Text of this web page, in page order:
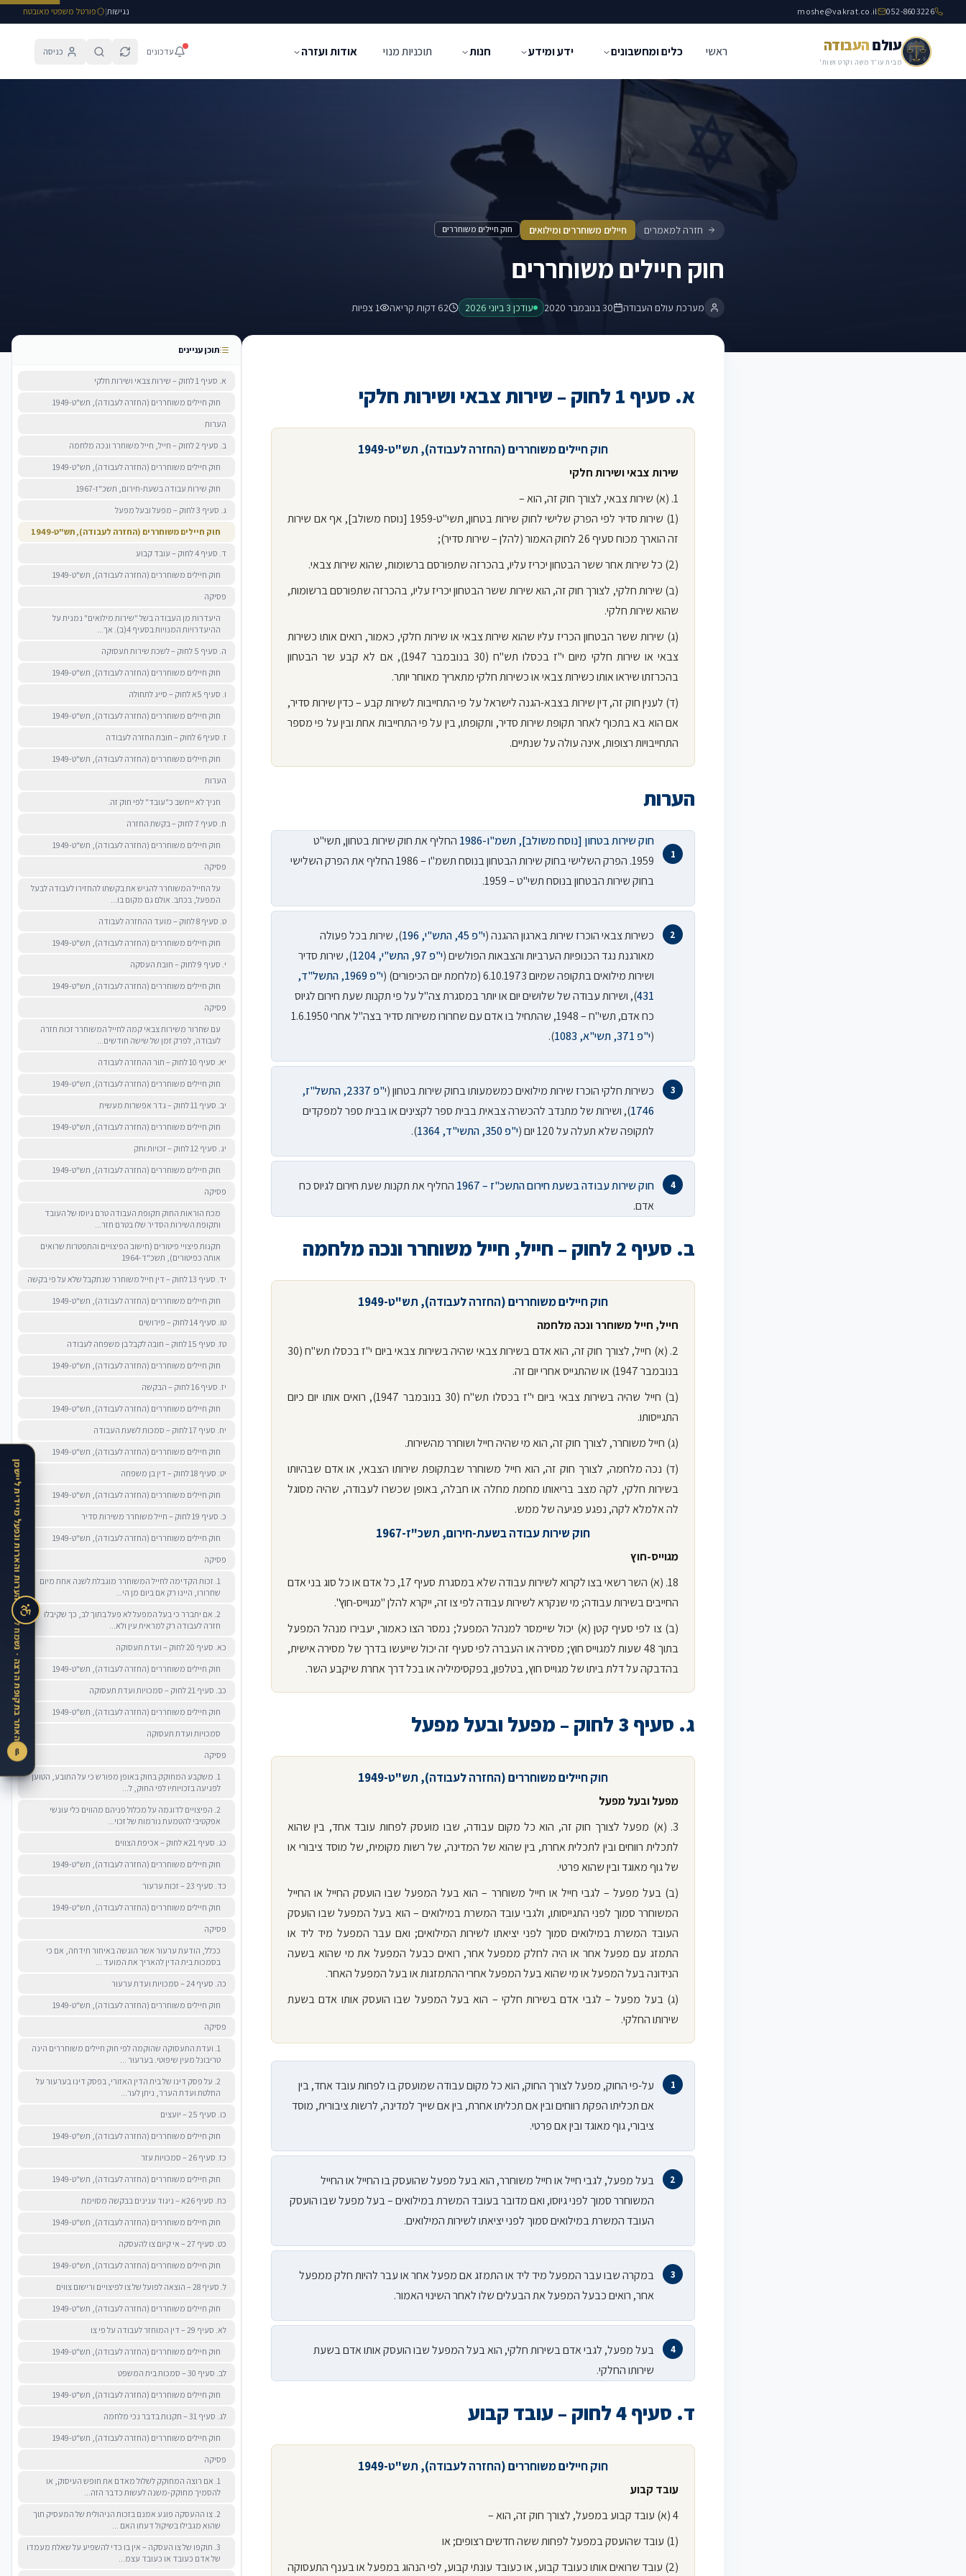
052-8603226
moshe@vakrat.co.il נגישות| פורטל משפטי מאובטח
עולםהעבודה
מבית עו״ד משה וקרט ושות'
ראשי כלים ומחשבונים ידע ומידע חנות תוכניות מנוי אודות ועזרה עדכונים כניסה
β
האתר בתקופת הרצה · נשמח לקבל הערות והארות ונפעל מיידית ליישמן
חיילים משוחררים ומילואים חוק חיילים משוחררים
חזרה למאמרים חיילים משוחררים ומילואים חוק חיילים משוחררים
חוק חיילים משוחררים
מערכת עולם העבודה 30 בנובמבר 2020 עודכן 3 ביוני 2026 62 דקות קריאה 1צפיות
תוכן עניינים
א. סעיף 1 לחוק – שירות צבאי ושירות חלקי
חוק חיילים משוחררים (החזרה לעבודה), תש"ט-1949
הערות
ב. סעיף 2 לחוק – חייל, חייל משוחרר ונכה מלחמה
חוק חיילים משוחררים (החזרה לעבודה), תש"ט-1949
חוק שירות עבודה בשעת-חירום, תשכ"ז-1967
ג. סעיף 3 לחוק – מפעל ובעל מפעל
חוק חיילים משוחררים (החזרה לעבודה), תש"ט-1949
ד. סעיף 4 לחוק – עובד קבוע
חוק חיילים משוחררים (החזרה לעבודה), תש"ט-1949
פסיקה
היעדרות מן העבודה בשל "שירות מילואים" נמנית על
ההיעדרויות המנויות בסעיף 4(ב). אך...
ה. סעיף 5 לחוק – לשכת שירות תעסוקה
חוק חיילים משוחררים (החזרה לעבודה), תש"ט-1949
ו. סעיף 5א לחוק – סייג לתחולה
חוק חיילים משוחררים (החזרה לעבודה), תש"ט-1949
ז. סעיף 6 לחוק – חובת החזרה לעבודה
חוק חיילים משוחררים (החזרה לעבודה), תש"ט-1949
הערות
חניך לא ייחשב כ"עובד" לפי חוק זה.
ח. סעיף 7 לחוק – בקשת החזרה
חוק חיילים משוחררים (החזרה לעבודה), תש"ט-1949
פסיקה
על החייל המשוחרר להגיש את בקשתו להחזירו לעבודה לבעל
המפעל, בכתב. אולם גם מקום בו...
ט. סעיף 8 לחוק – מועד ההחזרה לעבודה
חוק חיילים משוחררים (החזרה לעבודה), תש"ט-1949
י. סעיף 9 לחוק – חובת העסקה
חוק חיילים משוחררים (החזרה לעבודה), תש"ט-1949
פסיקה
עם שחרור משירות צבאי קמה לחייל המשוחרר זכות חזרה
לעבודה, לפרק זמן של שישה חודשים...
יא. סעיף 10 לחוק – תור ההחזרה לעבודה
חוק חיילים משוחררים (החזרה לעבודה), תש"ט-1949
יב. סעיף 11 לחוק – גדר אפשרות מעשית
חוק חיילים משוחררים (החזרה לעבודה), תש"ט-1949
יג. סעיף 12 לחוק – זכויות ותק
חוק חיילים משוחררים (החזרה לעבודה), תש"ט-1949
פסיקה
מכח הוראות החוק תקופת העבודה טרם גיוסו של העובד
ותקופת השירות הסדיר שלו בטרם חזר...
תקנות פיצויי פיטורים (חישוב הפיצויים והתפטרות שרואים
אותה כפיטורים), תשכ"ד-1964
יד. סעיף 13 לחוק – דין חייל משוחרר שנתקבל שלא על פי בקשה
חוק חיילים משוחררים (החזרה לעבודה), תש"ט-1949
טו. סעיף 14 לחוק – פירושים
טז. סעיף 15 לחוק – חובה לקבל בן משפחה לעבודה
חוק חיילים משוחררים (החזרה לעבודה), תש"ט-1949
יז. סעיף 16 לחוק – הבקשה
חוק חיילים משוחררים (החזרה לעבודה), תש"ט-1949
יח. סעיף 17 לחוק – סמכות לשעת העבודה
חוק חיילים משוחררים (החזרה לעבודה), תש"ט-1949
יט. סעיף 18 לחוק – דין בן משפחה
חוק חיילים משוחררים (החזרה לעבודה), תש"ט-1949
כ. סעיף 19 לחוק – חייל משוחרר משירות סדיר
חוק חיילים משוחררים (החזרה לעבודה), תש"ט-1949
פסיקה
1. זכות הקדימה לחייל המשוחרר מוגבלת לשנה אחת מיום
שחרורו, היינו רק אם ביום מן הי...
2. אם יתברר כי בעל המפעל לא פעל בתוך לב, כך שקיבלו
חזרה לעבודה רק למראית עין ולא...
כא. סעיף 20 לחוק – ועדת תעסוקה
חוק חיילים משוחררים (החזרה לעבודה), תש"ט-1949
כב. סעיף 21 לחוק – סמכויות ועדת תעסוקה
חוק חיילים משוחררים (החזרה לעבודה), תש"ט-1949
סמכויות ועדת תעסוקה
פסיקה
1. משקבע המחוקק בחוק באופן מפורש כי על התובע, הטוען
לפגיעה בזכויותיו לפי החוק, ל...
2. הפיצויים לדוגמה על מכלול פניהם מהווים כלי עונשי
אפקטיבי להטמעת נורמות של זכוי...
כג. סעיף 21א לחוק – אכיפת הצווים
חוק חיילים משוחררים (החזרה לעבודה), תש"ט-1949
כד. סעיף 23 – זכות ערעור
חוק חיילים משוחררים (החזרה לעבודה), תש"ט-1949
פסיקה
ככלל, הודעת ערעור אשר הוגשה באיחור תידחה, אם כי
בסמכות בית הדין להאריך את המועד ...
כה. סעיף 24 – סמכויות ועדת ערעור
חוק חיילים משוחררים (החזרה לעבודה), תש"ט-1949
פסיקה
1. ועדת התעסוקה שהוקמה לפי חוק חיילים משוחררים הינה
טריבונל מעין שיפוטי. בערעור ...
2. על פסק דינו של בית הדין האזורי, בפסק דינו בערעור על
החלטת ועדת הערר, ניתן לער...
כו. סעיף 25 – יועצים
חוק חיילים משוחררים (החזרה לעבודה), תש"ט-1949
כז. סעיף 26 – סמכויות עזר
חוק חיילים משוחררים (החזרה לעבודה), תש"ט-1949
כח. סעיף 26א – ניגוד ענינים בבקשה מסוימת
חוק חיילים משוחררים (החזרה לעבודה), תש"ט-1949
כט. סעיף 27 – אי קיום צו להעסקה
חוק חיילים משוחררים (החזרה לעבודה), תש"ט-1949
ל. סעיף 28 – הוצאה לפועל של צו לפיצויים ורישום צווים
חוק חיילים משוחררים (החזרה לעבודה), תש"ט-1949
לא. סעיף 29 – דין המוחזר לעבודה על פי צו
חוק חיילים משוחררים (החזרה לעבודה), תש"ט-1949
לב. סעיף 30 – סמכות בית המשפט
חוק חיילים משוחררים (החזרה לעבודה), תש"ט-1949
לג. סעיף 31 – תקנות בדבר נכי מלחמה
חוק חיילים משוחררים (החזרה לעבודה), תש"ט-1949
פסיקה
1. אם רוצה המחוקק לשלול מאדם את חופש העיסוק, או
להסמיך מחוקק-משנה לעשות כדבר הזה...
2. צו ההעסקה פוגע אמנם בזכות הניהולית של המעסיק תוך
שהוא מגבילו בשיקול דעתו האם ...
3. תוקפו של צו העסקה – אין בו כדי להשפיע על שאלת מעמדו
של אדם כעובד או כעובד עצמ...
א. סעיף 1 לחוק – שירות צבאי ושירות חלקי
חוק חיילים משוחררים (החזרה לעבודה), תש"ט-1949
שירות צבאי ושירות חלקי
1. (א) שירות צבאי, לצורך חוק זה, הוא –
(1) שירות סדיר לפי הפרק שלישי לחוק שירות בטחון, תשי"ט-1959 [נוסח משולב], אף אם שירות
זה הוארך מכוח סעיף 26 לחוק האמור (להלן – שירות סדיר);
(2) כל שירות אחר ששר הבטחון יכריז עליו, בהכרזה שתפורסם ברשומות, שהוא שירות צבאי.
(ב) שירות חלקי, לצורך חוק זה, הוא שירות ששר הבטחון יכריז עליו, בהכרזה שתפורסם ברשומות,
שהוא שירות חלקי.
(ג) שירות ששר הבטחון הכריז עליו שהוא שירות צבאי או שירות חלקי, כאמור, רואים אותו כשירות
צבאי או שירות חלקי מיום י"ז בכסלו תש"ח (30 בנובמבר 1947), אם לא קבע שר הבטחון
בהכרזתו שיראו אותו כשירות צבאי או כשירות חלקי מתאריך מאוחר יותר.
(ד) לענין חוק זה, דין שירות בצבא-הגנה לישראל על פי התחייבות לשירות קבע – כדין שירות סדיר,
אם הוא בא בתכוף לאחר תקופת שירות סדיר, ותקופתו, בין על פי התחייבות אחת ובין על פי מספר
התחייבויות רצופות, אינה עולה על שנתיים.
הערות
חוק שירות בטחון [נוסח משולב], תשמ"ו-1986
החליף את חוק שירות בטחון, תשי"ט
1959. הפרק השלישי בחוק שירות הבטחון בנוסח תשמ"ו – 1986 החליף את הפרק השלישי
בחוק שירות הבטחון בנוסח תשי"ט – 1959.
כשירות צבאי הוכרז שירות בארגון ההגנה (י"פ 45, התש"י, 196
), שירות בכל פעולה
מאורגנת נגד הכנופיות הערביות והצבאות הפולשים (י"פ 97, התש"י, 1204
), שירות סדיר
ושירות מילואים בתקופה שמיום 6.10.1973 (מלחמת יום הכיפורים) (
י"פ 1969, התשל"ד,
431), ושירות עבודה של שלושים יום או יותר במסגרת צה"ל על פי תקנות שעת חירום לגיוס
כח אדם, תשי"ח – 1948, שהתחיל בו אדם עם שחרורו משירות סדיר בצה"ל אחרי 1.6.1950
(י"פ 371, תשי"א, 1083 ).
כשירות חלקי הוכרז שירות מילואים כמשמעותו בחוק שירות בטחון (י
"פ 2337, התשל"ז,
1746), ושירות של מתנדב להכשרה צבאית בבית ספר לקצינים או בבית ספר למפקדים
לתקופה שלא תעלה על 120 יום (
י"פ 350, התשי"ד, 1364 ).
חוק שירות עבודה בשעת חירום התשכ"ז – 1967
החליף את תקנות שעת חירום לגיוס כח
אדם.
ב. סעיף 2 לחוק – חייל, חייל משוחרר ונכה מלחמה
חוק חיילים משוחררים (החזרה לעבודה), תש"ט-1949
חייל, חייל משוחרר ונכה מלחמה
2. (א) חייל, לצורך חוק זה, הוא אדם בשירות צבאי שהיה בשירות צבאי ביום י"ז בכסלו תש"ח (30
בנובמבר 1947) או שהתגייס אחרי יום זה.
(ב) חייל שהיה בשירות צבאי ביום י"ז בכסלו תש"ח (30 בנובמבר 1947), רואים אותו יום כיום
התגייסותו.
(ג) חייל משוחרר, לצורך חוק זה, הוא מי שהיה חייל ושוחרר מהשירות.
(ד) נכה מלחמה, לצורך חוק זה, הוא חייל משוחרר שבתקופת שירותו הצבאי, או אדם שבהיותו
בשירות חלקי, לקה מצב בריאותו מחמת מחלה או חבלה, באופן שכשרו לעבודה, שהיה מסוגל
לה אלמלא לקה, נפגע פגיעה של ממש.
חוק שירות עבודה בשעת-חירום, תשכ"ז-1967
מגוייס-חוץ
18. (א) השר רשאי בצו לקרוא לשירות עבודה שלא במסגרת סעיף 17, כל אדם או כל סוג בני אדם
החייבים בשירות עבודה; מי שנקרא לשירות עבודה לפי צו זה, ייקרא להלן "מגוייס-חוץ".
(ב) צו לפי סעיף קטן (א) יכול שיימסר למנהל המפעל; נמסר הצו כאמור, יעבירו מנהל המפעל
בתוך 48 שעות למגוייס חוץ; מסירה או העברה לפי סעיף זה יכול שייעשו בדרך של מסירה אישית,
בהדבקה על דלת ביתו של מגוייס חוץ, בטלפון, בפקסימיליה או בכל דרך אחרת שיקבע השר.
ג. סעיף 3 לחוק – מפעל ובעל מפעל
חוק חיילים משוחררים (החזרה לעבודה), תש"ט-1949
מפעל ובעל מפעל
3. (א) מפעל לצורך חוק זה, הוא כל מקום עבודה, שבו מועסק לפחות עובד אחד, בין שהוא
לתכלית רווחים ובין לתכלית אחרת, בין שהוא של המדינה, של רשות מקומית, של מוסד ציבורי או
של גוף מאוגד ובין שהוא פרטי.
(ב) בעל מפעל – לגבי חייל או חייל משוחרר – הוא בעל המפעל שבו הועסק החייל או החייל
המשוחרר סמוך לפני התגייסותו, ולגבי עובד המשרת במילואים – הוא בעל המפעל שבו הועסק
העובד המשרת במילואים סמוך לפני יציאתו לשירות המילואים; ואם עבר המפעל מיד ליד או
התמזג עם מפעל אחר או היה לחלק ממפעל אחר, רואים כבעל המפעל את מי שהוא בשעה
הנידונה בעל המפעל או מי שהוא בעל המפעל אחרי ההתמזגות או בעל המפעל האחר.
(ג) בעל מפעל – לגבי אדם בשירות חלקי – הוא בעל המפעל שבו הועסק אותו אדם בשעת
שירותו החלקי.
על-פי החוק, מפעל לצורך החוק, הוא כל מקום עבודה שמועסק בו לפחות עובד אחד, בין
אם תכליתו הפקת רווחים ובין אם תכליתו אחרת, בין אם שייך למדינה, לרשות ציבורית, מוסד
ציבורי, גוף מאוגד ובין אם פרטי.
בעל מפעל, לגבי חייל או חייל משוחרר, הוא בעל מפעל שהועסק בו החייל או החייל
המשוחרר סמוך לפני גיוסו, ואם מדובר בעובד המשרת במילואים – בעל מפעל שבו הועסק
העובד המשרת במילואים סמוך לפני יציאתו לשירות המילואים.
במקרה שבו עבר המפעל מיד ליד או התמזג אם מפעל אחר או עבר להיות חלק ממפעל
אחר, רואים כבעל המפעל את הבעלים שלו לאחר השינוי האמור.
בעל מפעל, לגבי אדם בשירות חלקי, הוא בעל המפעל שבו הועסק אותו אדם בשעת
שירותו החלקי.
ד. סעיף 4 לחוק – עובד קבוע
חוק חיילים משוחררים (החזרה לעבודה), תש"ט-1949
עובד קבוע
4 (א) עובד קבוע במפעל, לצורך חוק זה, הוא –
(1) עובד שהועסק במפעל לפחות ששה חדשים רצופים; או
(2) עובד שרואים אותו כעובד קבוע, או כעובד עונתי קבוע, לפי הנהוג במפעל או בענף התעסוקה